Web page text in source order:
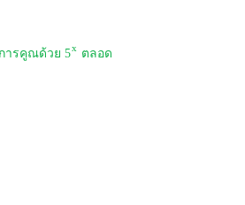
ารคูณด้วย 5x ตลอด